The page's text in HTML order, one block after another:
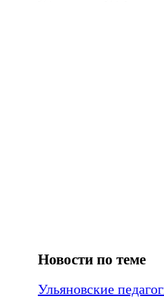
Новости по теме
Ульяновские